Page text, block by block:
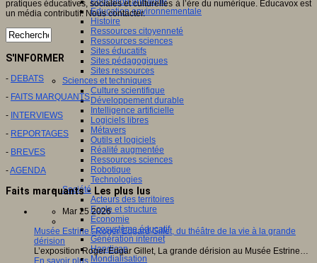
Education environnementale
Histoire
Ressources citoyenneté
Ressources sciences
Sites éducatifs
Sites pédagogiques
Sites ressources
Sciences et techniques
Culture scientifique
Développement durable
Intelligence artificielle
Logiciels libres
Métavers
Outils et logiciels
Réalité augmentée
Ressources sciences
Robotique
Technologies
Société
Acteurs des territoires
Ecole et structure
Economie
Ecosystème éducatif
Génération internet
Handicap
Mondialisation
pratiques éducatives, sociales et culturelles à l’ère du numérique. Educavox est
un média contributif. Nous contacter.
S'INFORMER
- DEBATS
- FAITS MARQUANTS
- INTERVIEWS
- REPORTAGES
- BREVES
-AGENDA
Faits marquants - Les plus lus
Mar 25 2026
Musée Estrine : Roger Edgard Gillet, du théâtre de la vie à la grande
dérision
L’exposition Roger Edgar Gillet, La grande dérision au Musée Estrine…
En savoir plus...